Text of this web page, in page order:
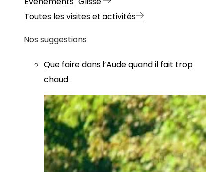
Toutes les visites et activités
Nos suggestions
Que faire dans l’Aude quand il fait trop
chaud